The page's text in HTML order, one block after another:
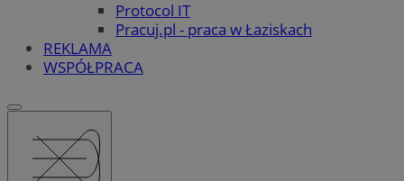
Protocol IT
Pracuj.pl - praca w Łaziskach
REKLAMA
WSPÓŁPRACA